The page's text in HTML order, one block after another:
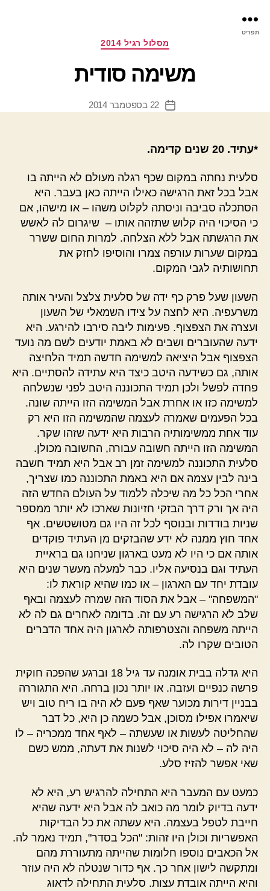
תפריט
קטגוריותמסלול רגיל 2014
משימה סודית
תאריך
22 בספטמבר 2014
*עתיד. 20 שנים קדימה.
סלעית נחתה במקום שכף רגלה מעולם לא הייתה בו
אבל בכל זאת הרגישה כאילו הייתה כאן בעבר. היא
הסתכלה סביבה וניסתה לקלוט משהו – או מישהו, אם
כי הסיכוי היה קלוש שתזהה אותו – שיגרום לה לאשש
את הרגשתה אבל ללא הצלחה. למרות החום ששרר
במקום שערות עורפה צמרו והוסיפו לחזק את
תחושותיה לגבי המקום.
השעון שעל פרק כף ידה של סלעית צלצל והעיר אותה
משרעפיה. היא לחצה על צידו השמאלי של השעון
ועצרה את הצפצוף. פעימות ליבה סירבו להירגע. היא
ידעה שהעוברים ושבים לא באמת יודעים לשם מה נועד
הצפצוף אבל היציאה למשימה חדשה תמיד הלחיצה
אותה, גם כשידעה היטב כיצד היא עתידה להסתיים. היא
פחדה לפשל ולכן תמיד התכוננה היטב לפני שנשלחה
למשימה כזו או אחרת אבל המשימה הזו הייתה שונה.
בכל הפעמים שאמרה לעצמה שהמשימה הזו היא רק
עוד אחת ממשימותיה הרבות היא ידעה שזהו שקר.
המשימה הזו הייתה חשובה עבורה, החשובה מכולן.
סלעית התכוננה למשימה זמן רב אבל היא תמיד חשבה
בינה לבין עצמה אם היא באמת התכוננה כמו שצריך,
אחרי הכל כל מה שיכלה ללמוד על העולם החדש הזה
היה אך ורק דרך הבזקי חזיונות שארכו לא יותר ממספר
שניות בודדות ובנוסף לכל זה היו גם מטושטשים. אף
אחד חוץ ממנה לא ידע שהבזקים מן העתיד פוקדים
אותה אם כי היו לא מעט בארגון שניחנו גם בראיית
העתיד וגם בנסיעה אליו. כבר למעלה מעשר שנים היא
עובדת יחד עם הארגון – או כמו שהיא קוראת לו:
"המשפחה" – אבל את הסוד הזה שמרה לעצמה ובאף
שלב לא הרגישה רע עם זה. בדומה לאחרים גם לה לא
הייתה משפחה והצטרפותה לארגון היה אחד הדברים
הטובים שקרו לה.
היא גדלה בבית אומנה עד גיל 18 וברגע שהפכה חוקית
פרשה כנפיים ועזבה. או יותר נכון ברחה. היא התגוררה
בבניין דירות מכוער שאף פעם לא היה בו ריח טוב ויש
שיאמרו אפילו מסוכן, אבל כשמה כן היא, כל דבר
שהחליטה לעשות או שעשתה – לאף אחד ממכריה – לו
היה לה – לא היה סיכוי לשנות את דעתה, ממש כשם
שאי אפשר להזיז סלע.
כמעט עם המעבר היא התחילה להרגיש רע, היא לא
ידעה בדיוק לומר מה כואב לה אבל היא ידעה שהיא
חייבת לטפל בעצמה. היא עשתה את כל הבדיקות
האפשריות וכולן היו זהות: "הכל בסדר", תמיד נאמר לה.
אל הכאבים נוספו חלומות שהייתה מתעוררת מהם
ומתקשה לישון אחר כך. אף כדור שנטלה לא היה עוזר
והיא הייתה אובדת עצות. סלעית התחילה לדאוג